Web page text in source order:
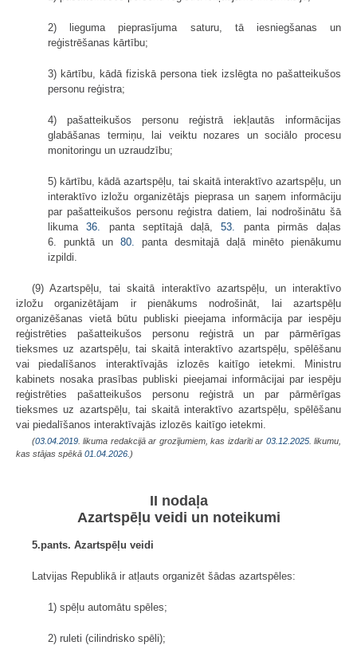
2) lieguma pieprasījuma saturu, tā iesniegšanas un
reģistrēšanas kārtību;
3) kārtību, kādā fiziskā persona tiek izslēgta no pašatteikušos
personu reģistra;
4) pašatteikušos personu reģistrā iekļautās informācijas
glabāšanas termiņu, lai veiktu nozares un sociālo procesu
monitoringu un uzraudzību;
5) kārtību, kādā azartspēļu, tai skaitā interaktīvo azartspēļu, un
interaktīvo izložu organizētājs pieprasa un saņem informāciju
par pašatteikušos personu reģistra datiem, lai nodrošinātu šā
likuma36. panta septītajā daļā,53. panta pirmās daļas
6. punktā un 80. panta desmitajā daļā minēto pienākumu
izpildi.
(9) Azartspēļu, tai skaitā interaktīvo azartspēļu, un interaktīvo
izložu organizētājam ir pienākums nodrošināt, lai azartspēļu
organizēšanas vietā būtu publiski pieejama informācija par iespēju
reģistrēties pašatteikušos personu reģistrā un par pārmērīgas
tieksmes uz azartspēļu, tai skaitā interaktīvo azartspēļu, spēlēšanu
vai piedalīšanos interaktīvajās izlozēs kaitīgo ietekmi. Ministru
kabinets nosaka prasības publiski pieejamai informācijai par iespēju
reģistrēties pašatteikušos personu reģistrā un par pārmērīgas
tieksmes uz azartspēļu, tai skaitā interaktīvo azartspēļu, spēlēšanu
vai piedalīšanos interaktīvajās izlozēs kaitīgo ietekmi.
(03.04.2019 . likuma redakcijā ar grozījumiem, kas izdarīti ar 03.12.2025. likumu,
kas stājas spēkā 01.04.2026. )
II nodaļa
Azartspēļu veidi un noteikumi
5.pants. Azartspēļu veidi
Latvijas Republikā ir atļauts organizēt šādas azartspēles:
1) spēļu automātu spēles;
2) ruleti (cilindrisko spēli);